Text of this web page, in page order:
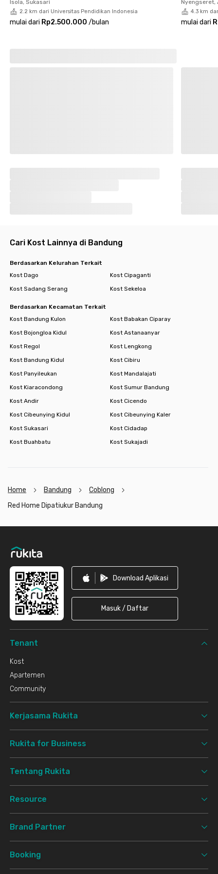
Isola, Sukasari
2.2 km dari Universitas Pendidikan Indonesia
mulai dari Rp2.500.000 /bulan
Nyengseret,
4.3 km
mulai dari
Cari Kost Lainnya di Bandung
Berdasarkan Kelurahan Terkait
Kost Dago
Kost Cipaganti
Kost Sadang Serang
Kost Sekeloa
Berdasarkan Kecamatan Terkait
Kost Bandung Kulon
Kost Babakan Ciparay
Kost Bojongloa Kidul
Kost Astanaanyar
Kost Regol
Kost Lengkong
Kost Bandung Kidul
Kost Cibiru
Kost Panyileukan
Kost Mandalajati
Kost Kiaracondong
Kost Sumur Bandung
Kost Andir
Kost Cicendo
Kost Cibeunying Kidul
Kost Cibeunying Kaler
Kost Sukasari
Kost Cidadap
Kost Buahbatu
Kost Sukajadi
Home Bandung
Coblong
Red Home Dipatiukur Bandung
Download Aplikasi
Masuk / Daftar
Tenant
Kost
Apartemen
Community
Kerjasama Rukita
Rukita for Business
Tentang Rukita
Resource
Brand Partner
Booking